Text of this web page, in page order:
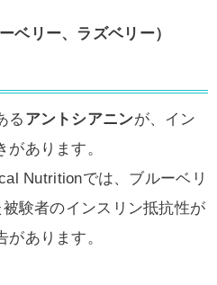
ベリー、ラズベリー）
る アントシアニンが、イン
あります。
Nutritionでは、ブルーベリ
験者のインスリン抵抗性が
あります。